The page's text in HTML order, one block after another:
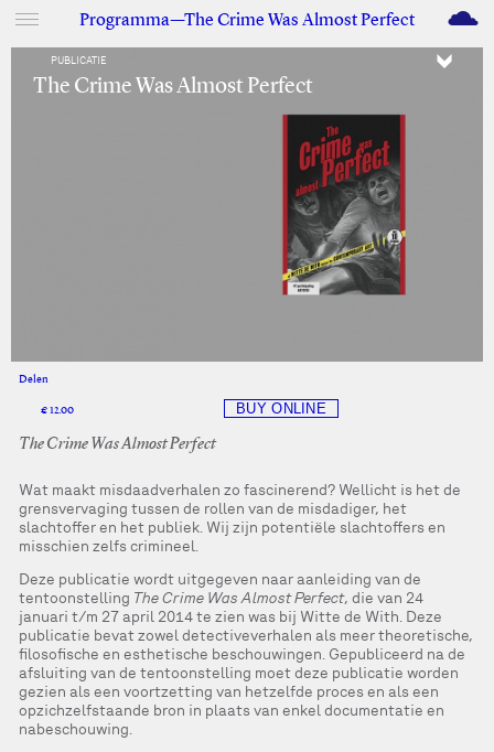
Programma—The Crime Was Almost Perfect M
PUBLICATIE
The Crime Was Almost Perfect
Delen
€ 12.00
The Crime Was Almost Perfect
Wat maakt misdaadverhalen zo fascinerend? Wellicht is het de
grensvervaging tussen de rollen van de misdadiger, het
slachtoffer en het publiek. Wij zijn potentiële slachtoffers en
misschien zelfs crimineel.
Deze publicatie wordt uitgegeven naar aanleiding van de
tentoonstelling The Crime Was Almost Perfect, die van 24
januari t/m 27 april 2014 te zien was bij Witte de With. Deze
publicatie bevat zowel detectiveverhalen als meer theoretische,
filosofische en esthetische beschouwingen. Gepubliceerd na de
afsluiting van de tentoonstelling moet deze publicatie worden
gezien als een voortzetting van hetzelfde proces en als een
opzichzelfstaande bron in plaats van enkel documentatie en
nabeschouwing.